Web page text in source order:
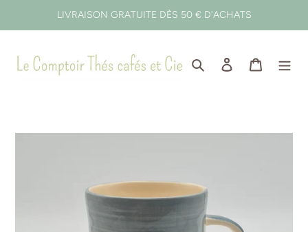
LIVRAISON GRATUITE DÈS 50 € D'ACHATS
RechercherSe connecter
Panier